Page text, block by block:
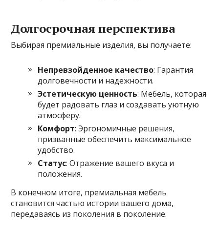
Долгосрочная перспектива
Выбирая премиальные изделия, вы получаете:
Непревзойденное качество: Гарантия
долговечности и надежности.
Эстетическую ценность: Мебель, которая
будет радовать глаз и создавать уютную
атмосферу.
Комфорт: Эргономичные решения,
призванные обеспечить максимальное
удобство.
Статус: Отражение вашего вкуса и
положения.
В конечном итоге, премиальная мебель
становится частью истории вашего дома,
передаваясь из поколения в поколение.